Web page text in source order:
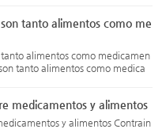
tanto alimentos como me
alimentos como medicamen
tanto alimentos como medica
medicamentos y alimentos
y alimentos Contrain